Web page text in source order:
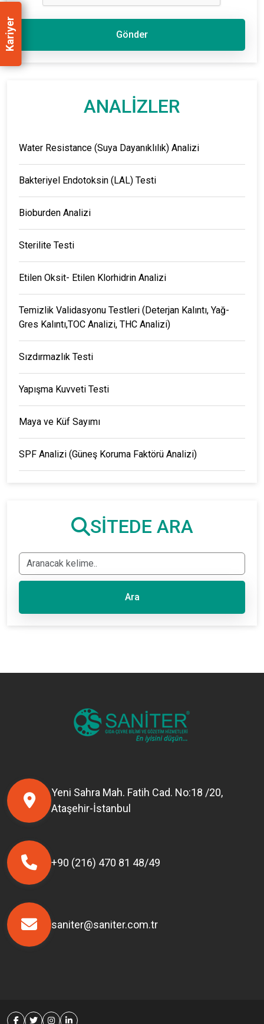
Gönder
ANALİZLER
Water Resistance (Suya Dayanıklılık) Analizi
Bakteriyel Endotoksin (LAL) Testi
Bioburden Analizi
Sterilite Testi
Etilen Oksit- Etilen Klorhidrin Analizi
Temizlik Validasyonu Testleri (Deterjan Kalıntı, Yağ-
Gres Kalıntı,TOC Analizi, THC Analizi)
Sızdırmazlık Testi
Yapışma Kuvveti Testi
Maya ve Küf Sayımı
SPF Analizi (Güneş Koruma Faktörü Analizi)
SİTEDE ARA
Ara
Kariyer
Yeni Sahra Mah. Fatih Cad. No:18 /20,
Ataşehir-İstanbul
+90 (216) 470 81 48/49
saniter@saniter.com.tr